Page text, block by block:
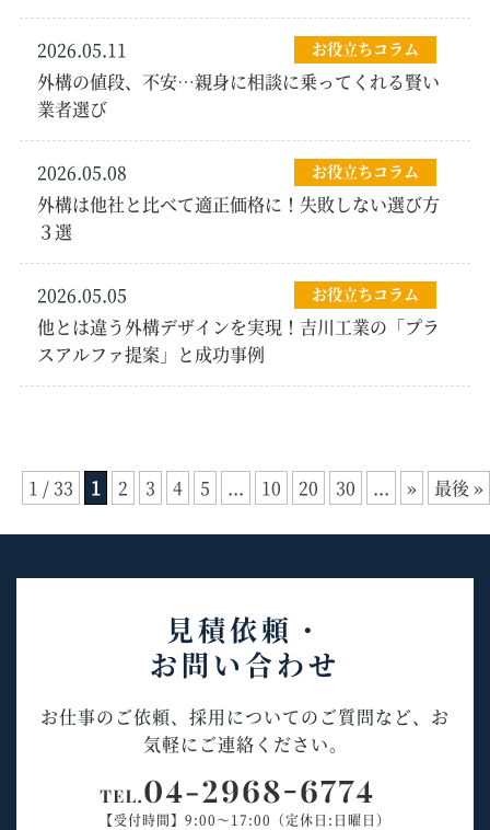
2026.05.11 お役立ちコラム
外構の値段、不安…親身に相談に乗ってくれる賢い
業者選び
2026.05.08 お役立ちコラム
外構は他社と比べて適正価格に！失敗しない選び方
３選
2026.05.05 お役立ちコラム
他とは違う外構デザインを実現！吉川工業の「プラ
スアルファ提案」と成功事例
1 / 33 1 2 3 4 5 ... 10 20 30 ... » 最後 »
見積依頼・
お問い合わせ
お仕事のご依頼、採用についてのご質問など、お
気軽にご連絡ください。
【受付時間】9:00～17:00（定休日:日曜日）